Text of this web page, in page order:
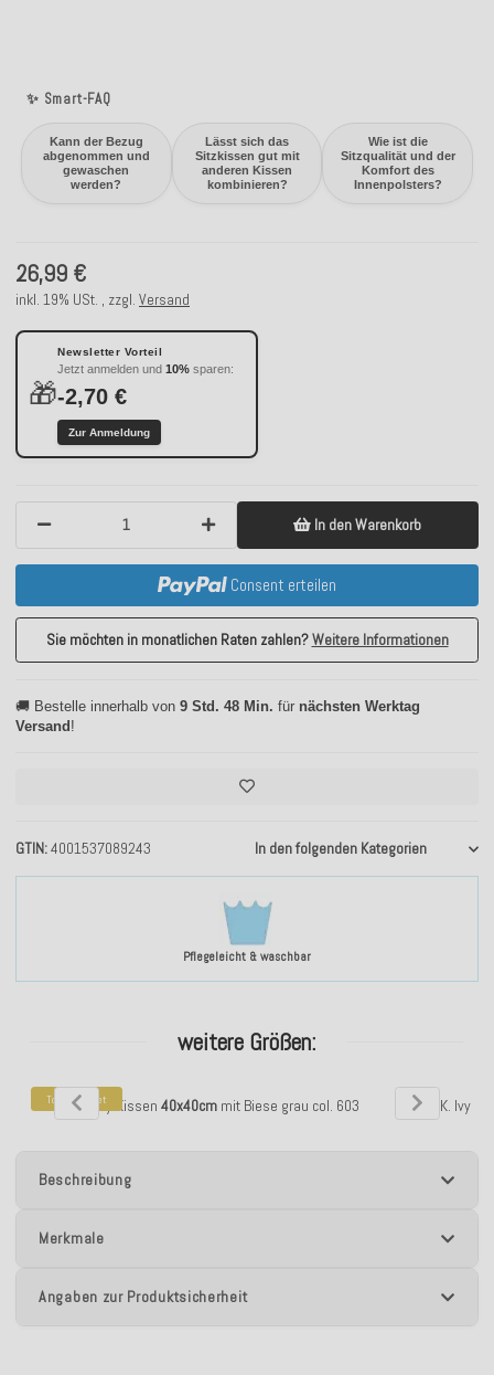
✨ Smart-FAQ
Kann der Bezug
abgenommen und
gewaschen
werden?
Lässt sich das
Sitzkissen gut mit
anderen Kissen
kombinieren?
Wie ist die
Sitzqualität und der
Komfort des
Innenpolsters?
Pflegeleicht & waschbar
GTIN 4001537089243 In den folgenden Kategorien
26,99 €
inkl. 19% USt. , zzgl. Versand
🎁
Newsletter Vorteil
Jetzt anmelden und 10% sparen:
-2,70 €
Zur Anmeldung
In den Warenkorb
Consent erteilen
Sie möchten in monatlichen Raten zahlen?Weitere Informationen
🚚 Bestelle innerhalb von 9 Std. 48 Min. für nächsten Werktag
Versand!
weitere Größen:
Top bewertet
H.O.C.K. Ivy Kissen 40x40cm mit Biese grau col. 603 H.O.C.K. Ivy
Beschreibung
Merkmale
Angaben zur Produktsicherheit